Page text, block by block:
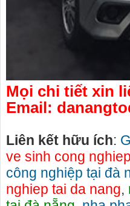
Mọi chi tiết xin
Email:
Liên kết hữu ích:
ve sinh cong
công nghiệp tại đà
nghiep tai da nang,